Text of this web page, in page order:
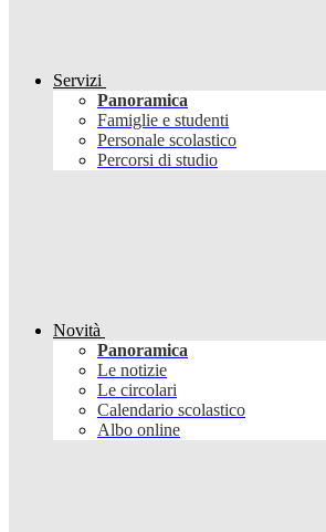
Servizi
Panoramica
Famiglie e studenti
Personale scolastico
Percorsi di studio
Novità
Panoramica
Le notizie
Le circolari
Calendario scolastico
Albo online